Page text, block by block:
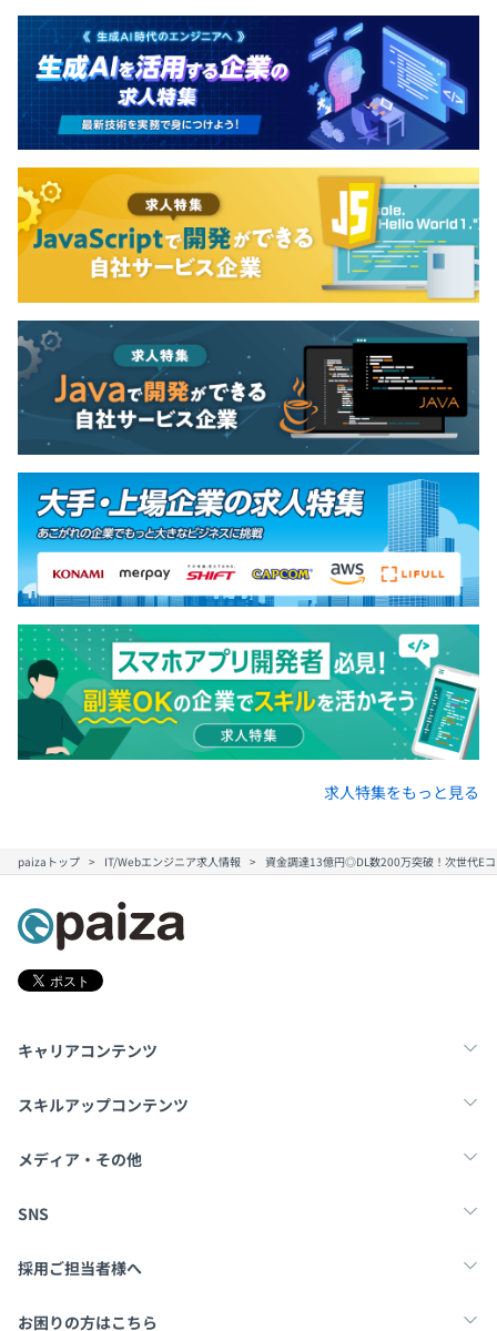
求人特集をもっと見る
paizaトップ IT/Webエンジニア求人情報 資金調達13億円◎DL数200万突破！次世代E
キャリアコンテンツ
転職・キャリア
スキルアップコンテンツ
学習
メディア・その他
Tech Team Journal
SNS
X
採用ご担当者様へ
採用・教育をお考えの企業様へ
お困りの方はこちら